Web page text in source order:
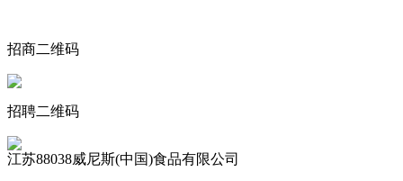
招商二维码
招聘二维码
江苏88038威尼斯(中国)食品有限公司